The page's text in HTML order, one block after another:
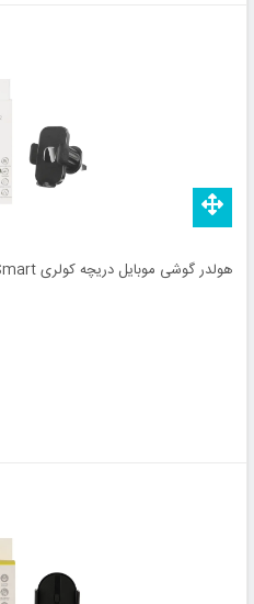
هولدر گوشی موبایل دریچه کولری V-Smart مدل VS-24 - مشکی - BSA